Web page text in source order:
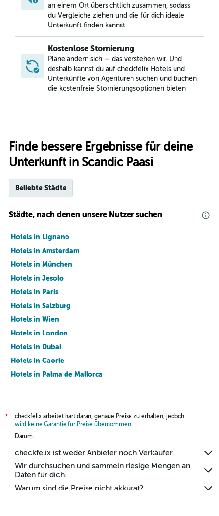
an einem Ort übersichtlich zusammen, sodass
du Vergleiche ziehen und die für dich ideale
Unterkunft finden kannst.
Kostenlose Stornierung
Pläne ändern sich — das verstehen wir. Und
deshalb kannst du auf checkfelix Hotels und
Unterkünfte von Agenturen suchen und buchen,
die kostenfreie Stornierungsoptionen bieten
Finde bessere Ergebnisse für deine
Unterkunft in Scandic Paasi
Beliebte Städte
Städte, nach denen unsere Nutzer suchen
Hotels in Lignano
Hotels in Amsterdam
Hotels in München
Hotels in Jesolo
Hotels in Paris
Hotels in Salzburg
Hotels in Wien
Hotels in London
Hotels in Dubai
Hotels in Caorle
Hotels in Palma de Mallorca
*
checkfelix arbeitet hart daran, genaue Preise zu erhalten, jedoch
wird keine Garantie für Preise übernommen.
Darum:
checkfelix ist weder Anbieter noch Verkäufer.
Wir durchsuchen und sammeln riesige Mengen an
Daten für dich.
Warum sind die Preise nicht akkurat?